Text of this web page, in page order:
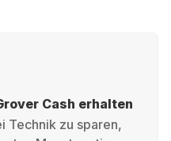
Cash erhalten
Technik zu sparen,